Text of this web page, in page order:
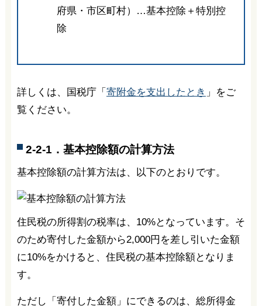
府県・市区町村）…基本控除＋特別控
除
詳しくは、国税庁「 寄附金を支出したとき 」をご
覧ください。
2-2-1．基本控除額の計算方法
基本控除額の計算方法は、以下のとおりです。
住民税の所得割の税率は、10%となっています。そ
のため寄付した金額から2,000円を差し引いた金額
に10%をかけると、住民税の基本控除額となりま
す。
ただし「寄付した金額」にできるのは、総所得金